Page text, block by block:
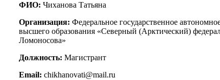
ФИО: Чиханова Татьяна
Организация: Федеральное государственное
высшего образования «Северный (Арктический)
Ломоносова»
Должность: Магистрант
Email: chikhanovati@mail.ru